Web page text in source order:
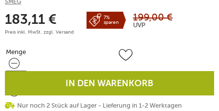
183,11 €
Preis inkl. MwSt. zzgl. Versand
7%
sparen
199,00 €
UVP
Menge
Menge
IN DEN WARENKORB
Nur noch 2 Stück auf Lager - Lieferung in 1-2 Werktagen